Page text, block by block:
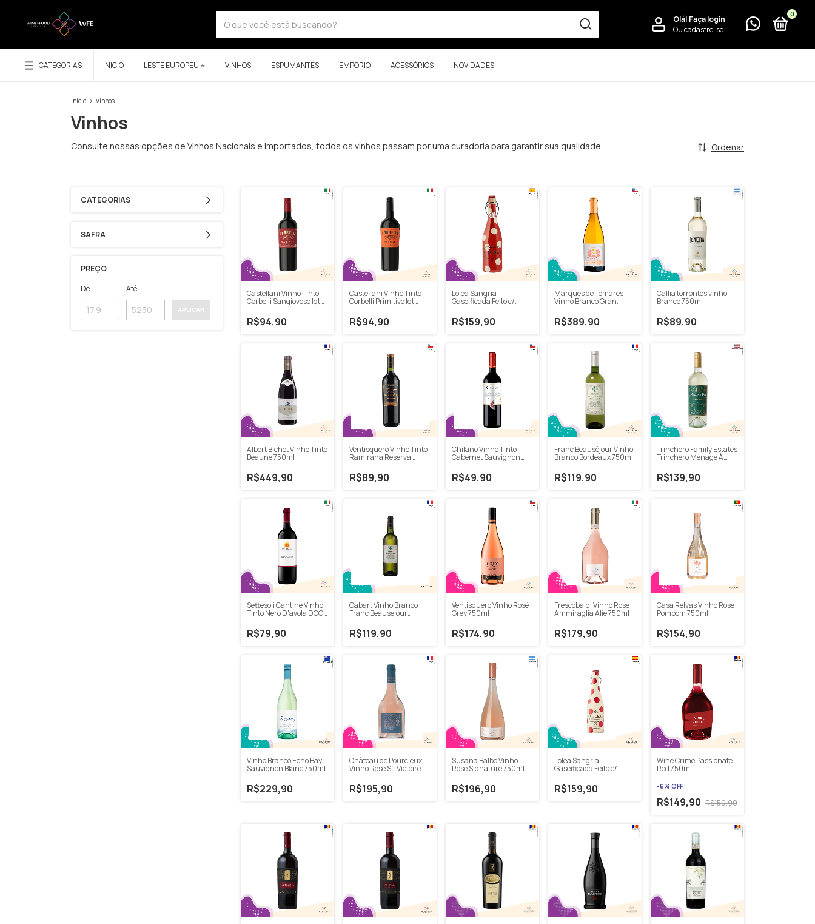
Olá! Faça login
Ou cadastre-se
0
CATEGORIAS INICIO LESTE EUROPEU ⭐ VINHOS ESPUMANTES EMPÓRIO ACESSÓRIOS NOVIDADES
Início > Vinhos
Vinhos
Consulte nossas opções de Vinhos Nacionais e Importados, todos os vinhos passam por uma curadoria para garantir sua qualidade. Ordenar
CATEGORIAS
SAFRA
PREÇO
De
Até
APLICAR
Castellani Vinho Tinto
Corbelli Sangiovese Igt
R$94,90
Castellani Vinho Tinto
Corbelli Primitivo Igt
R$94,90
Lolea Sangria
Gaseificada Feito c/
R$159,90
Marques de Tomares
Vinho Branco Gran
R$389,90
Callia torrontés vinho
Branco 750ml
R$89,90
Albert Bichot Vinho Tinto
Beaune 750ml
R$449,90
Ventisquero Vinho Tinto
Ramirana Reserva
R$89,90
Chilano Vinho Tinto
Cabernet Sauvignon
R$49,90
Franc Beauséjour Vinho
Branco Bordeaux 750ml
R$119,90
Trinchero Family Estates
Trinchero Ménage À
Branco Pinot Grigio
750ml
R$139,90
Settesoli Cantine Vinho
Tinto Nero D'avola DOC
R$79,90
Gabart Vinho Branco
Franc Beausejour
R$119,90
Ventisquero Vinho Rosé
Grey 750ml
R$174,90
Frescobaldi Vinho Rosé
Ammiraglia Alìe 750ml
R$179,90
Casa Relvas Vinho Rosé
Pompom 750ml
R$154,90
Vinho Branco Echo Bay
Sauvignon Blanc 750ml
R$229,90
Château de Pourcieux
Vinho Rosé St. Victoire
R$195,90
Susana Balbo Vinho
Rosé Signature 750ml
R$196,90
Lolea Sangria
Gaseificada Feito c/
R$159,90
Wine Crime Passionate
Red 750ml
-6% OFF
R$149,90 R$159,90